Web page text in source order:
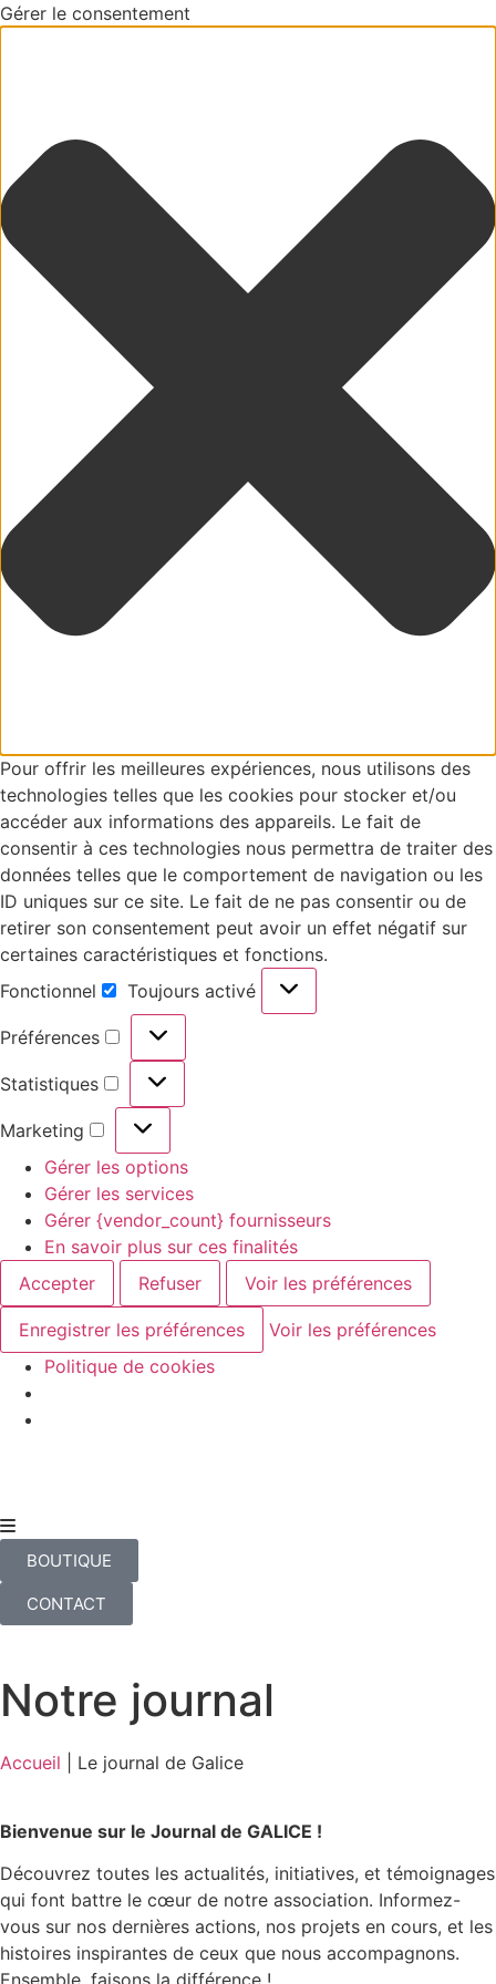
Gérer le consentement
Pour offrir les meilleures expériences, nous utilisons des
technologies telles que les cookies pour stocker et/ou
accéder aux informations des appareils. Le fait de
consentir à ces technologies nous permettra de traiter des
données telles que le comportement de navigation ou les
ID uniques sur ce site. Le fait de ne pas consentir ou de
retirer son consentement peut avoir un effet négatif sur
certaines caractéristiques et fonctions.
Fonctionnel
Toujours activé
Préférences
Statistiques
Marketing
Gérer les options
Gérer les services
Gérer {vendor_count} fournisseurs
En savoir plus sur ces finalités
Accepter
Refuser Voir les préférences
Enregistrer les préférences
Voir les préférences
Politique de cookies
BOUTIQUE
CONTACT
Notre journal
Accueil Le journal de Galice
Bienvenue sur le Journal de GALICE !
Découvrez toutes les actualités, initiatives, et témoignages
qui font battre le cœur de notre association. Informez-
vous sur nos dernières actions, nos projets en cours, et les
histoires inspirantes de ceux que nous accompagnons.